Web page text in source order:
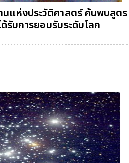
แห่งประวัติศาสตร์ ค้นพบสูตร
บการยอมรับระดับโลก